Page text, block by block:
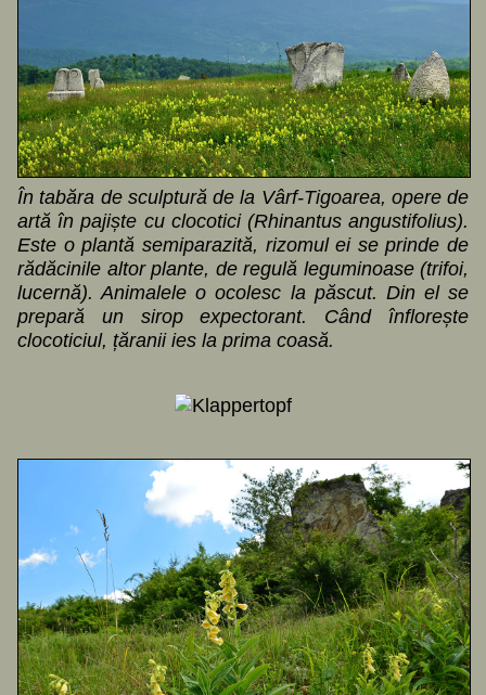
În tabăra de sculptură de la Vârf-Tigoarea, opere de
artă în pajiște cu clocotici (Rhinantus angustifolius).
Este o plantă semiparazită, rizomul ei se prinde de
rădăcinile altor plante, de regulă leguminoase (trifoi,
lucernă). Animalele o ocolesc la păscut. Din el se
prepară un sirop expectorant. Când înflorește
clocoticiul, țăranii ies la prima coasă.